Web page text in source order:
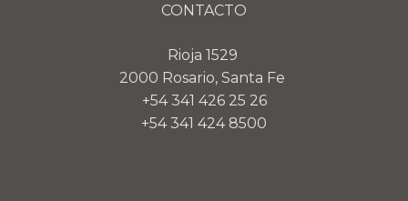
CONTACTO
Rioja 1529
2000 Rosario, Santa Fe
+54 341 426 25 26
+54 341 424 8500